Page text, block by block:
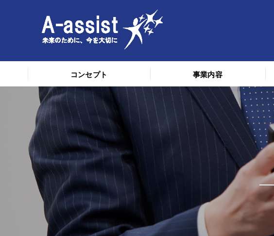
コンセプト 事業内容